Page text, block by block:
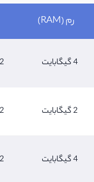
رم (RAM)
4 گیگابایت 2 هسته
2 گیگابایت 2 هسته
4 گیگابایت 2 هسته